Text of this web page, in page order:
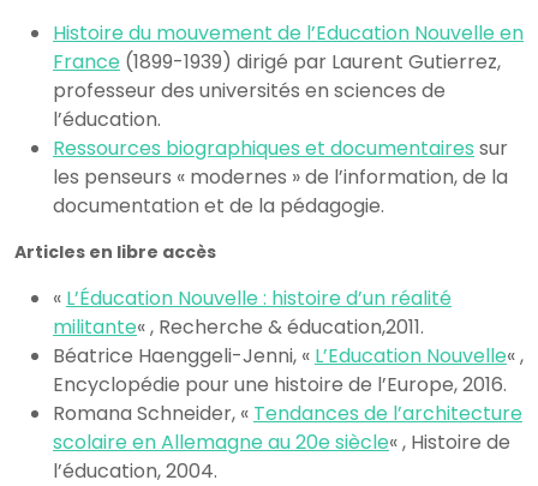
Histoire du mouvement de l’Education Nouvelle en
France (1899-1939) dirigé par Laurent Gutierrez,
professeur des universités en sciences de
l’éducation.
Ressources biographiques et documentaires sur
les penseurs « modernes » de l’information, de la
documentation et de la pédagogie.
Articles en libre accès
« L’Éducation Nouvelle : histoire d’un réalité
militante« , Recherche & éducation,2011.
Béatrice Haenggeli-Jenni, « L’Education Nouvelle« ,
Encyclopédie pour une histoire de l’Europe, 2016.
Romana Schneider, « Tendances de l’architecture
scolaire en Allemagne au 20e siècle« , Histoire de
l’éducation, 2004.